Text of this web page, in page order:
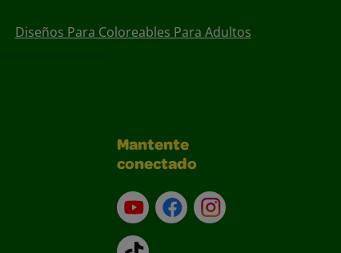
Diseños Para Coloreables Para Adultos
Mantente
conectado
YouTube (en inglés)
Facebook (en inglés)
Instagram (en
TikTok